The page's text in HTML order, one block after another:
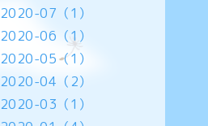
2020-07（1）
2020-06（1）
2020-05（1）
2020-04（2）
2020-03（1）